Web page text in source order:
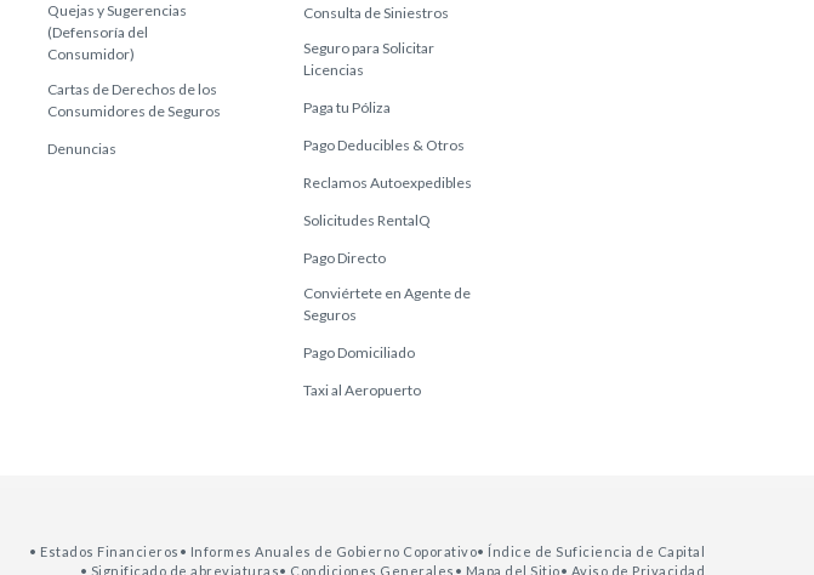
Quejas y Sugerencias
(Defensoría del
Consumidor)
Cartas de Derechos de los
Consumidores de Seguros
Denuncias
Consulta de Siniestros
Seguro para Solicitar
Licencias
Paga tu Póliza
Pago Deducibles & Otros
Reclamos Autoexpedibles
Solicitudes RentalQ
Pago Directo
Conviértete en Agente de
Seguros
Pago Domiciliado
Taxi al Aeropuerto
• Estados Financieros • Informes Anuales de Gobierno Coporativo• Índice de Suficiencia de Capital
• Significado de abreviaturas• Condiciones Generales • Mapa del Sitio• Aviso de Privacidad